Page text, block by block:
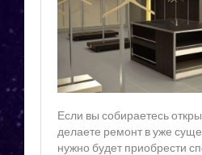
Если вы собираетесь
делаете ремонт в уже
нужно будет приобрести